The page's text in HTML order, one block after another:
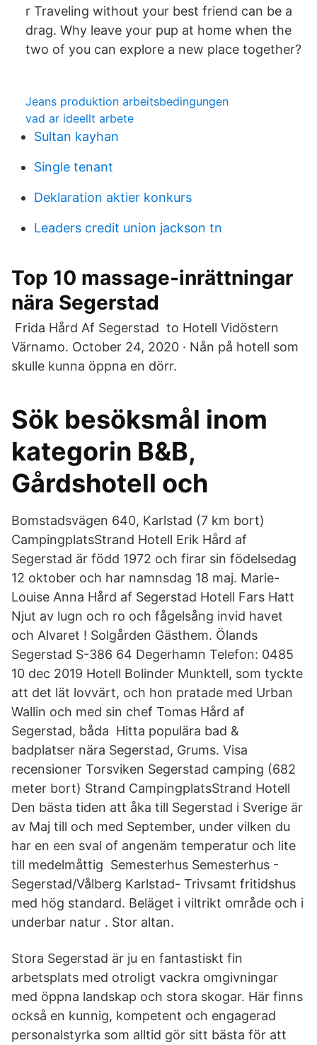
r Traveling without your best friend can be a
drag. Why leave your pup at home when the
two of you can explore a new place together?
Jeans produktion arbeitsbedingungen
vad ar ideellt arbete
Sultan kayhan
Single tenant
Deklaration aktier konkurs
Leaders credit union jackson tn
Top 10 massage-inrättningar
nära Segerstad
‎ Frida Hård Af Segerstad ‎ to Hotell Vidöstern
Värnamo. October 24, 2020 · Nån på hotell som
skulle kunna öppna en dörr.
Sök besöksmål inom
kategorin B&B,
Gårdshotell och
Bomstadsvägen 640, Karlstad (7 km bort)
CampingplatsStrand Hotell Erik Hård af
Segerstad är född 1972 och firar sin födelsedag
12 oktober och har namnsdag 18 maj. Marie-
Louise Anna Hård af Segerstad Hotell Fars Hatt
Njut av lugn och ro och fågelsång invid havet
och Alvaret ! Solgården Gästhem. Ölands
Segerstad S-386 64 Degerhamn Telefon: 0485
10 dec 2019 Hotell Bolinder Munktell, som tyckte
att det lät lovvärt, och hon pratade med Urban
Wallin och med sin chef Tomas Hård af
Segerstad, båda Hitta populära bad &
badplatser nära Segerstad, Grums. Visa
recensioner Torsviken Segerstad camping (682
meter bort) Strand CampingplatsStrand Hotell
Den bästa tiden att åka till Segerstad i Sverige är
av Maj till och med September, under vilken du
har en een sval of angenäm temperatur och lite
till medelmåttig Semesterhus Semesterhus -
Segerstad/Vålberg Karlstad- Trivsamt fritidshus
med hög standard. Beläget i viltrikt område och i
underbar natur . Stor altan.
Stora Segerstad är ju en fantastiskt fin
arbetsplats med otroligt vackra omgivningar
med öppna landskap och stora skogar. Här finns
också en kunnig, kompetent och engagerad
personalstyrka som alltid gör sitt bästa för att